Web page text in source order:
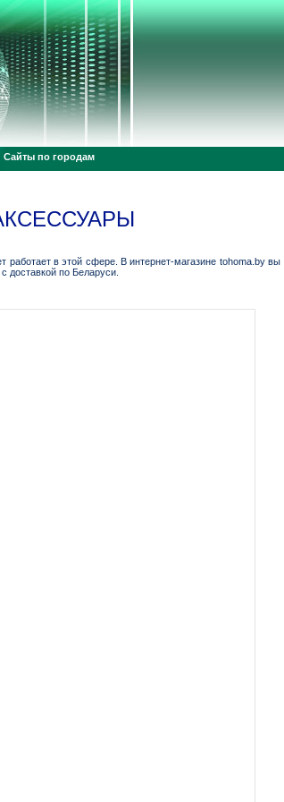
Сайты по городам
в этой сфере. В интернет-магазине tohoma.by вы
доставкой по Беларуси.